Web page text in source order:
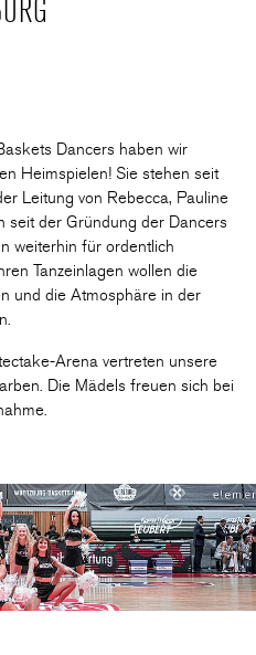
Dancers haben wir
Heimspielen! Sie stehen seit
Leitung von Rebecca, Pauline
seit der Gründung der Dancers
weiterhin für ordentlich
Tanzeinlagen wollen die
und die Atmosphäre in der
Arena vertreten unsere
Die Mädels freuen sich bei